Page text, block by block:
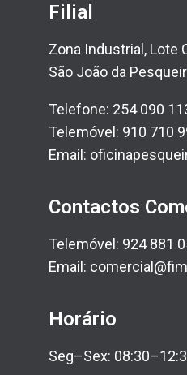
Filial
Zona Industrial, Lote
São João da
Telefone: 254 090
Telemóvel: 910 710
Email:
Contactos
Telemóvel: 924 881
Email:
Horário
Seg–Sex: